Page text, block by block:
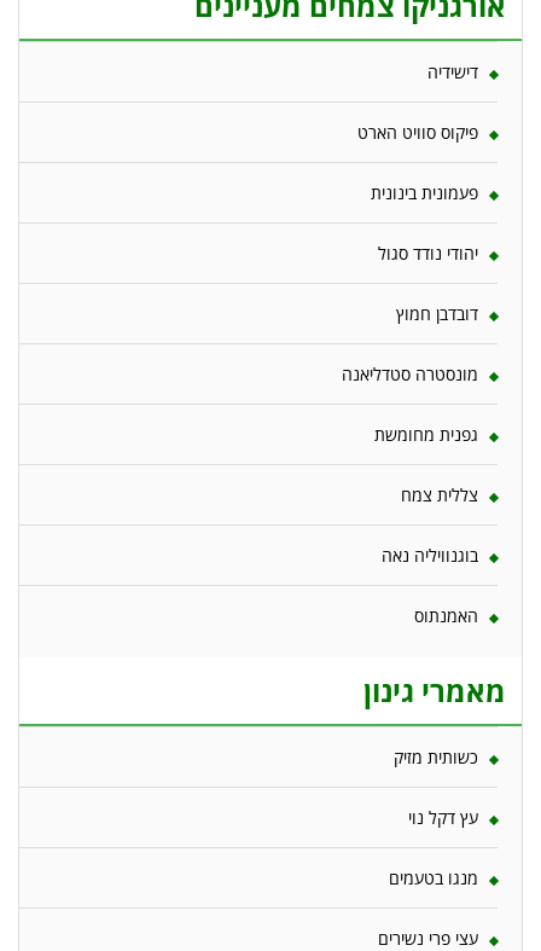
דישידיה
פיקוס סוויט הארט
פעמונית בינונית
יהודי נודד סגול
דובדבן חמוץ
מונסטרה סטדליאנה
גפנית מחומשת
צללית צמח
בוגנוויליה נאה
האמנתוס
מאמרי גינון
כשותית מזיק
עץ דקל נוי
מנגו בטעמים
עצי פרי נשירים